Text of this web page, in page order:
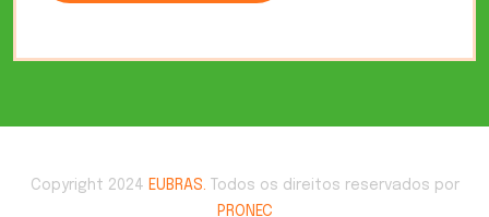
Copyright 2024 EUBRAS. Todos os direitos reservados por
PRONEC